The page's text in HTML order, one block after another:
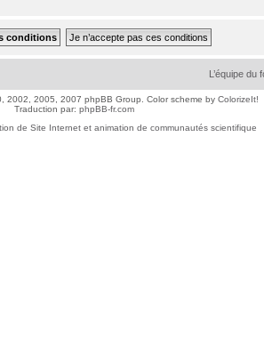
L’équipe du
2002, 2005, 2007 phpBB Group. Color scheme by ColorizeIt!
Traduction par: phpBB-fr.com
de Site Internet et animation de communautés scientifique